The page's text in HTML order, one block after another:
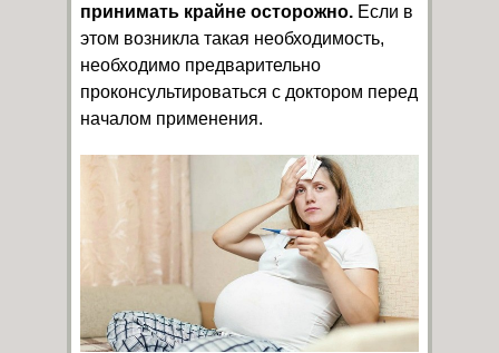
принимать крайне осторожно. Если в
этом возникла такая необходимость,
необходимо предварительно
проконсультироваться с доктором перед
началом применения.